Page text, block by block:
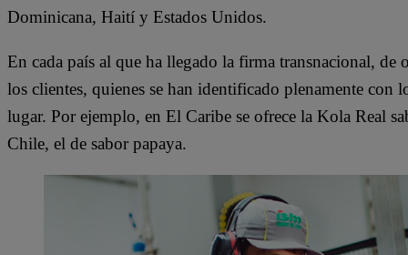
Dominicana, Haití y Estados Unidos.
En cada país al que ha llegado la firma transnacional,
los clientes, quienes se han identificado plenamente con
lugar. Por ejemplo, en El Caribe se ofrece la Kola Real
Chile, el de sabor papaya.